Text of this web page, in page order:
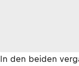
In den beiden